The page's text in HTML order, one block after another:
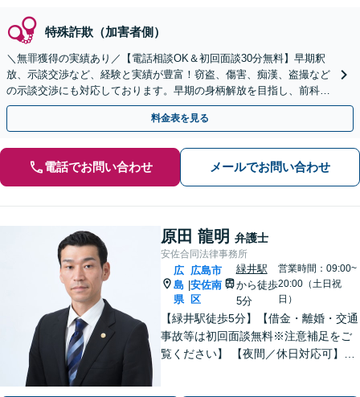
特殊詐欺（加害者側）
＼無罪獲得の実績あり／【電話相談OK＆初回面談30分無料】早期釈
放、示談交渉など、経験と実績が豊富！窃盗、傷害、痴漢、盗撮など
の示談交渉にも対応しております。早期の身柄解放を目指し、前科の
回避に向けて尽力します【法テラス利用可】
料金表を見る
電話でお問い合わせ メールでお問い合わせ
原田 龍明 弁護士
安佐合同法律事務所
広
島
県
広島市
安佐南
区
緑井駅
から徒歩
5分
営業時間：09:00~
20:00（土日祝
日）
【緑井駅徒歩5分】【借金・離婚・交通
事故等は初回面談無料※注意補足をご
覧ください】 【夜間／休日対応可】丁